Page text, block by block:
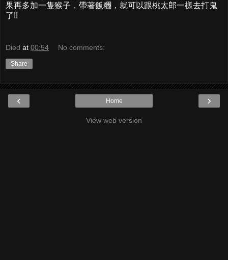
果再多加一隻猴子，帶著飯糰，就可以跟桃太郎一樣去打鬼
了!!
Died at 00:54 No comments:
Share
‹ ›
Home
View web version